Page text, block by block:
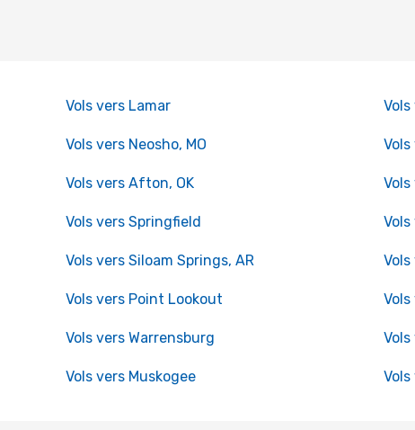
Vols vers Lamar
Vols vers Neosho, MO
Vols vers Afton, OK
Vols vers Springfield
Vols vers Siloam Springs, AR
Vols vers Point Lookout Vols
Vols vers Warrensburg
Vols vers Muskogee